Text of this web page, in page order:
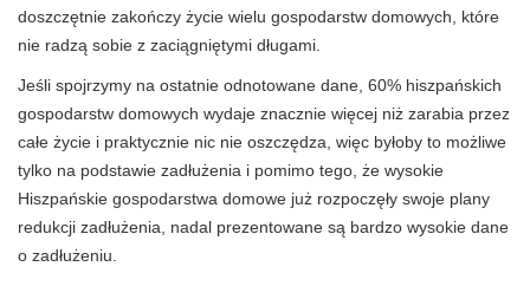
doszczętnie zakończy życie wielu gospodarstw domowych, które
nie radzą sobie z zaciągniętymi długami.
Jeśli spojrzymy na ostatnie odnotowane dane, 60% hiszpańskich
gospodarstw domowych wydaje znacznie więcej niż zarabia przez
całe życie i praktycznie nic nie oszczędza, więc byłoby to możliwe
tylko na podstawie zadłużenia i pomimo tego, że wysokie
Hiszpańskie gospodarstwa domowe już rozpoczęły swoje plany
redukcji zadłużenia, nadal prezentowane są bardzo wysokie dane
o zadłużeniu.